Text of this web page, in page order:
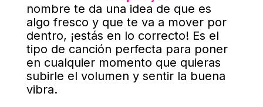
nombre te da una idea de que es
algo fresco y que te va a mover por
dentro, ¡estás en lo correcto! Es el
tipo de canción perfecta para poner
en cualquier momento que quieras
subirle el volumen y sentir la buena
vibra.